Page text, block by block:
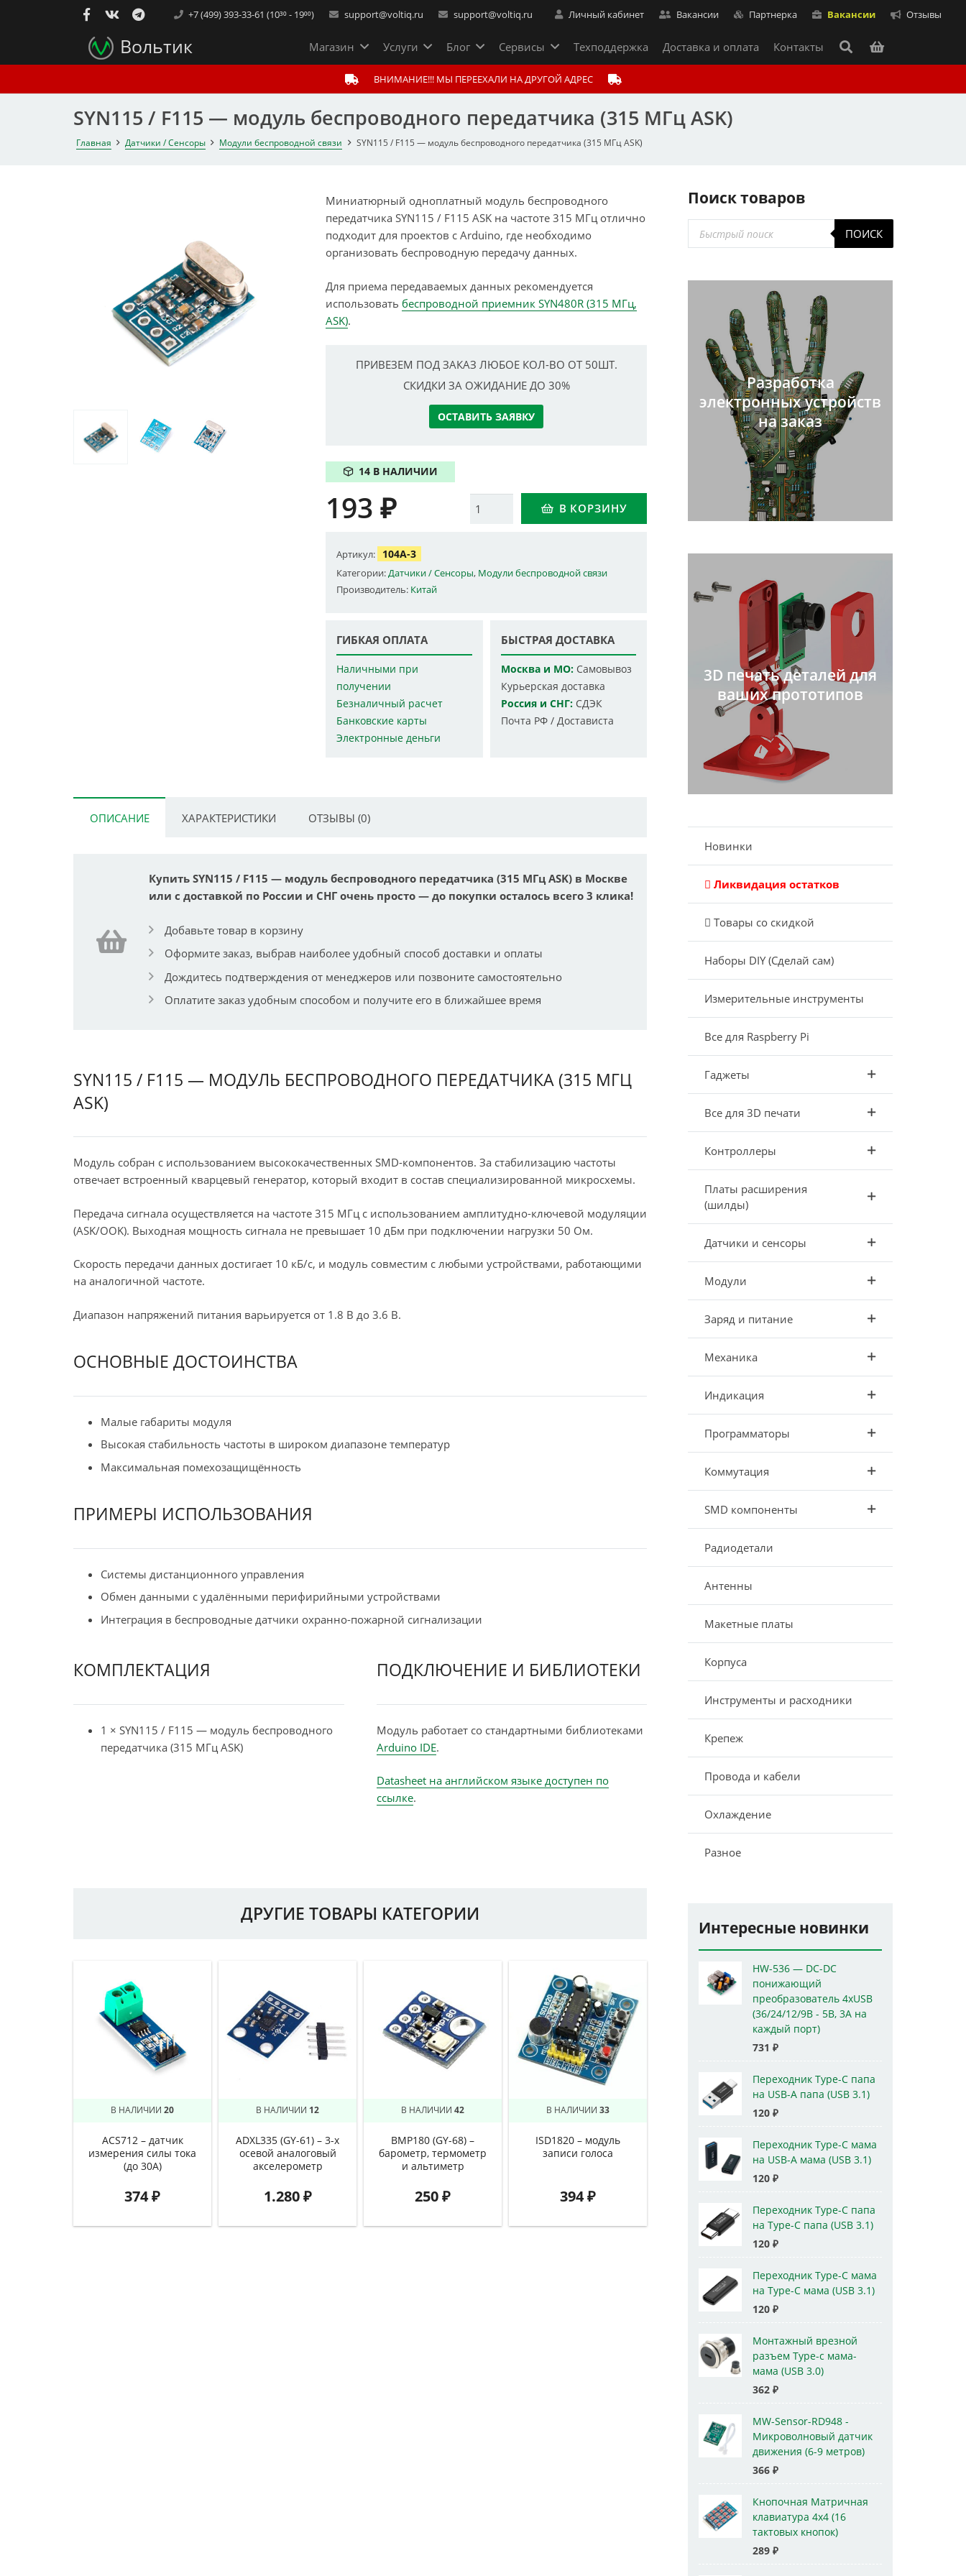
+7 (499) 393-33-61 (10³⁰ - 19⁰⁰) support@voltiq.ru support@voltiq.ru Личный кабинет Вакансии Партнерка Вакансии Отзывы
Вольтик Магазин Услуги Блог Сервисы Техподдержка Доставка и оплата Контакты
ВНИМАНИЕ!!! МЫ ПЕРЕЕХАЛИ НА ДРУГОЙ АДРЕС
SYN115 / F115 — модуль беспроводного передатчика (315 МГц ASK)
Главная Датчики / Сенсоры Модули беспроводной связи SYN115 / F115 — модуль беспроводного передатчика (315 МГц ASK)
Миниатюрный одноплатный модуль беспроводного
передатчика SYN115 / F115 ASK на частоте 315 МГц отлично
подходит для проектов с Arduino, где необходимо
организовать беспроводную передачу данных.
Для приема передаваемых данных рекомендуется
использоватьбеспроводной приемник SYN480R (315 МГц,
ASK).
ПРИВЕЗЕМ ПОД ЗАКАЗ ЛЮБОЕ КОЛ-ВО ОТ 50ШТ.
СКИДКИ ЗА ОЖИДАНИЕ ДО 30%
ОСТАВИТЬ ЗАЯВКУ
14 В НАЛИЧИИ
В КОРЗИНУ
193₽
Артикул: 104A-3
Категории:Датчики / Сенсоры, Модули беспроводной связи
Производитель: Китай
ГИБКАЯ ОПЛАТА
Наличными при
получении
Безналичный расчет
Банковские карты
Электронные деньги
БЫСТРАЯ ДОСТАВКА
Москва и МО:Самовывоз
Курьерская доставка
Россия и СНГ:СДЭК
Почта РФ / Достависта
ОПИСАНИЕ ХАРАКТЕРИСТИКИ ОТЗЫВЫ (0)
Купить SYN115 / F115 — модуль беспроводного передатчика (315 МГц ASK) в Москве
или с доставкой по России и СНГ очень просто — до покупки осталось всего 3 клика!
Добавьте товар в корзину
Оформите заказ, выбрав наиболее удобный способ доставки и оплаты
Дождитесь подтверждения от менеджеров или позвоните самостоятельно
Оплатите заказ удобным способом и получите его в ближайшее время
SYN115 / F115 — МОДУЛЬ БЕСПРОВОДНОГО ПЕРЕДАТЧИКА (315 МГЦ
ASK)
Модуль собран с использованием высококачественных SMD-компонентов. За стабилизацию частоты
отвечает встроенный кварцевый генератор, который входит в состав специализированной микросхемы.
Передача сигнала осуществляется на частоте 315 МГц с использованием амплитудно-ключевой модуляции
(ASK/OOK). Выходная мощность сигнала не превышает 10 дБм при подключении нагрузки 50 Ом.
Скорость передачи данных достигает 10 кБ/с, и модуль совместим с любыми устройствами, работающими
на аналогичной частоте.
Диапазон напряжений питания варьируется от 1.8 В до 3.6 В.
ОСНОВНЫЕ ДОСТОИНСТВА
Малые габариты модуля
Высокая стабильность частоты в широком диапазоне температур
Максимальная помехозащищённость
ПРИМЕРЫ ИСПОЛЬЗОВАНИЯ
Системы дистанционного управления
Обмен данными с удалёнными перифирийными устройствами
Интеграция в беспроводные датчики охранно-пожарной сигнализации
КОМПЛЕКТАЦИЯ
1 × SYN115 / F115 — модуль беспроводного
передатчика (315 МГц ASK)
ПОДКЛЮЧЕНИЕ И БИБЛИОТЕКИ
Модуль работает со стандартными библиотеками
Arduino IDE.
Datasheet на английском языке доступен по
ссылке.
ДРУГИЕ ТОВАРЫ КАТЕГОРИИ
В НАЛИЧИИ 20
ACS712 – датчик
измерения силы тока
(до 30A)
374₽
В НАЛИЧИИ 12
ADXL335 (GY-61) – 3-х
осевой аналоговый
акселерометр
1.280₽
В НАЛИЧИИ 42
BMP180 (GY-68) –
барометр, термометр
и альтиметр
250₽
В НАЛИЧИИ 33
ISD1820 – модуль
записи голоса
394₽
Поиск товаров
Поиск
товаров
ПОИСК
Разработка
электронных устройств
на заказ
3D печать деталей для
ваших прототипов
Новинки
Ликвидация остатков
Товары со скидкой
Наборы DIY (Сделай сам)
Измерительные инструменты
Все для Raspberry Pi
Гаджеты
Все для 3D печати
Контроллеры
Платы расширения
(шилды)
Датчики и сенсоры
Модули
Заряд и питание
Механика
Индикация
Программаторы
Коммутация
SMD компоненты
Радиодетали
Антенны
Макетные платы
Корпуса
Инструменты и расходники
Крепеж
Провода и кабели
Охлаждение
Разное
Интересные новинки
HW-536 — DC-DC
понижающий
преобразователь 4xUSB
(36/24/12/9В - 5В, 3А на
каждый порт)
731 ₽
Переходник Type-C папа
на USB-A папа (USB 3.1)
120 ₽
Переходник Type-C мама
на USB-A мама (USB 3.1)
120 ₽
Переходник Type-C папа
на Type-C папа (USB 3.1)
120 ₽
Переходник Type-C мама
на Type-C мама (USB 3.1)
120 ₽
Монтажный врезной
разъем Type-c мама-
мама (USB 3.0)
362 ₽
MW-Sensor-RD948 -
Микроволновый датчик
движения (6-9 метров)
366 ₽
Кнопочная Матричная
клавиатура 4x4 (16
тактовых кнопок)
289 ₽